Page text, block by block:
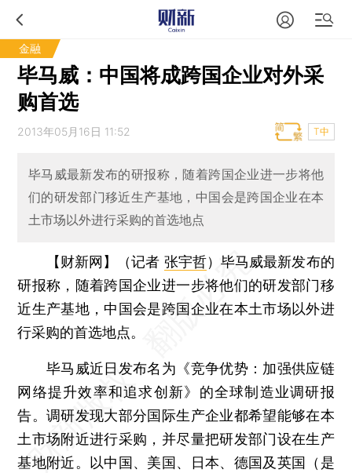
金融
毕马威：中国将成跨国企业对外采
购首选
2013年05月16日 11:52 T中
毕马威最新发布的研报称，随着跨国企业进一步将他
们的研发部门移近生产基地，中国会是跨国企业在本
土市场以外进行采购的首选地点
【财新网】（记者 张宇哲） 毕马威最新发布的
研报称，随着跨国企业进一步将他们的研发部门移
近生产基地，中国会是跨国企业在本土市场以外进
行采购的首选地点。
毕马威近日发布名为《竞争优势：加强供应链
网络提升效率和追求创新》的全球制造业调研报
告。调研发现大部分国际生产企业都希望能够在本
土市场附近进行采购，并尽量把研发部门设在生产
基地附近。以中国、美国、日本、德国及英国（是